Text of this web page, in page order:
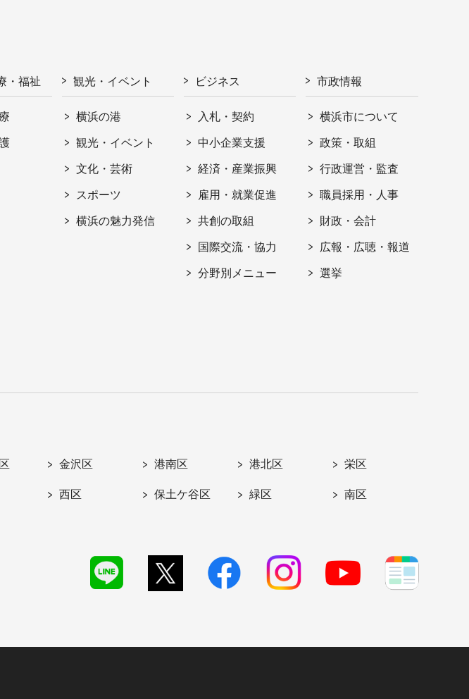
・福祉 観光・イベント
横浜の港
観光・イベント
文化・芸術
スポーツ
横浜の魅力発信
ビジネス
入札・契約
中小企業支援
経済・産業振興
雇用・就業促進
共創の取組
国際交流・協力
分野別メニュー
市政情報
横浜市について
政策・取組
行政運営・監査
職員採用・人事
財政・会計
広報・広聴・報道
選挙
金沢区 港南区 港北区 栄区
西区 保土ケ谷区 緑区 南区